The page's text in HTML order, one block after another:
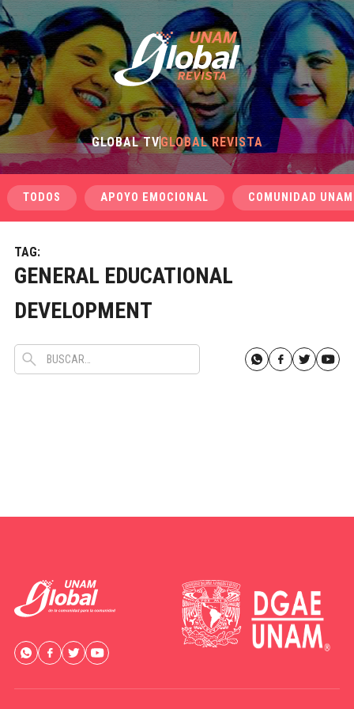
GLOBAL TVGLOBAL REVISTA
TODOS APOYO EMOCIONAL COMUNIDAD UNAM
TAG:
GENERAL EDUCATIONAL
DEVELOPMENT